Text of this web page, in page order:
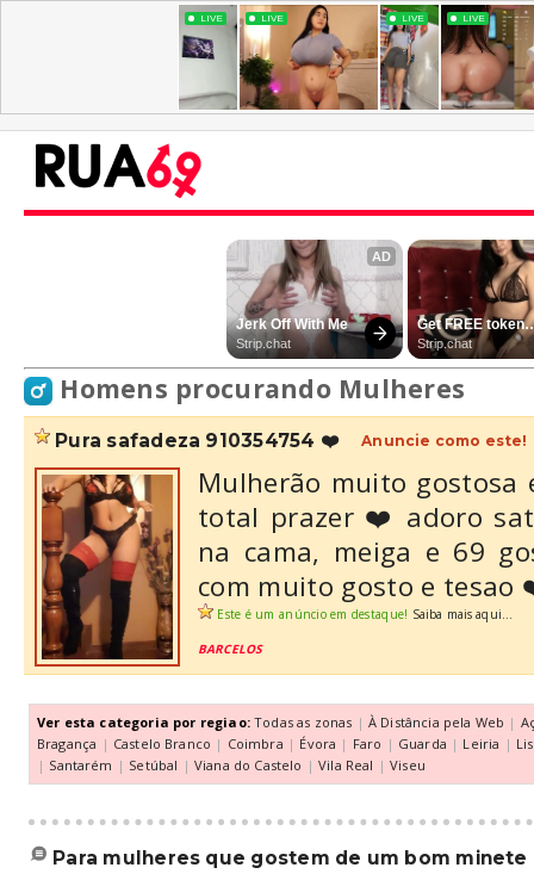
Homens procurando Mulheres
pura safadeza 910354754 ❤️ Anuncie como este!
Mulherão muito gostosa
total prazer ❤️ adoro
na cama, meiga e 69
com muito gosto e tesao
Este é um anúncio em destaque! Saiba mais aqui...
BARCELOS
Ver esta categoria por regiao: Todas as zonas | À Distância pela Web |
Bragança | Castelo Branco | Coimbra | Évora | Faro | Guarda | Leiria |
| Santarém | Setúbal | Viana do Castelo | Vila Real | Viseu
para mulheres que gostem de um bom minete